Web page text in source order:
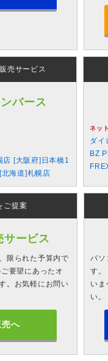
売サービス
バース
店 [大阪府]日本橋1
海道]札幌店
ネッ
ダイ
BZ
ご提案
サービス
限られた予算内で
要望にあったオ
。お気軽にお問い
売へ
パソ
す。
いま
い。